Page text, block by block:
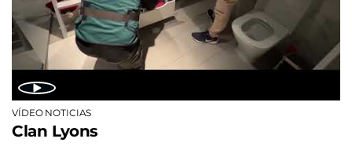
VÍDEO NOTICIAS
Clan Lyons